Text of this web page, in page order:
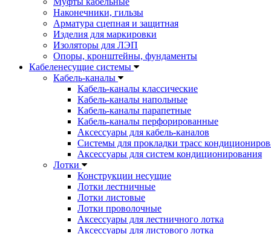
Наконечники, гильзы
Арматура сцепная и защитная
Изделия для маркировки
Изоляторы для ЛЭП
Опоры, кронштейны, фундаменты
Кабеленесущие системы
Кабель-каналы
Кабель-каналы классические
Кабель-каналы напольные
Кабель-каналы парапетные
Кабель-каналы перфорированные
Аксессуары для кабель-каналов
Системы для прокладки трасс
Аксессуары для систем кондиционирования
Лотки
Конструкции несущие
Лотки лестничные
Лотки листовые
Лотки проволочные
Аксессуары для лестничного лотка
Аксессуары для листового лотка